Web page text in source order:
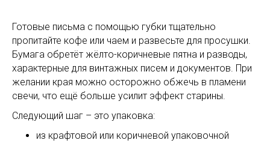
Готовые письма с помощью губки тщательно
пропитайте кофе или чаем и развесьте для просушки.
Бумага обретёт жёлто-коричневые пятна и разводы,
характерные для винтажных писем и документов. При
желании края можно осторожно обжечь в пламени
свечи, что ещё больше усилит эффект старины.
Следующий шаг – это упаковка:
из крафтовой или коричневой упаковочной